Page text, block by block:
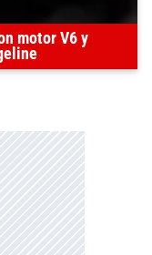
motor V6 y